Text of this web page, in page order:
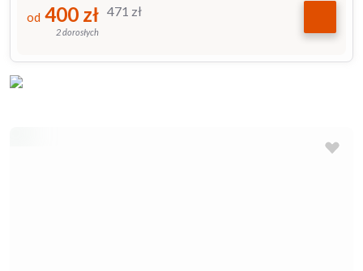
471 zł
od 400 zł
2 dorosłych